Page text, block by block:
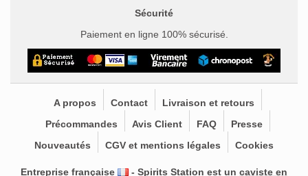
Sécurité
Paiement en ligne 100% sécurisé.
A propos Contact
Livraison et retours
Précommandes
Avis Client FAQ
Presse
Nouveautés
CGV et mentions légales Cookies
Entreprise française - Spirits Station est un caviste en